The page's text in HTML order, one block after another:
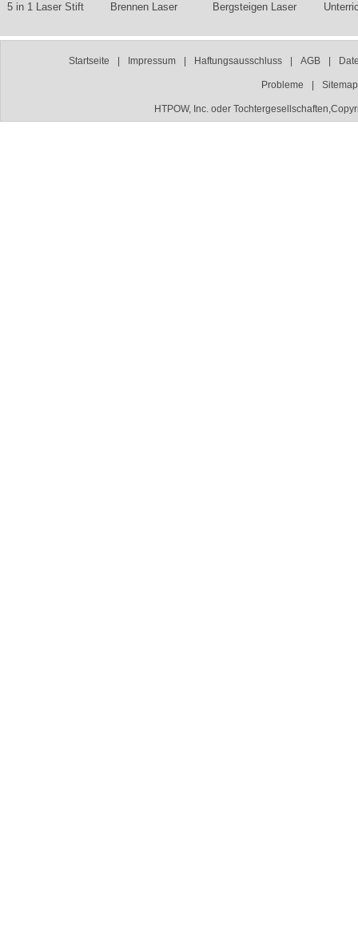
5 in 1 Laser Stift Brennen Laser Bergsteigen Laser
Startseite Impressum Haftungsausschluss AGB
Probleme Sitemap
HTPOW, Inc. oder